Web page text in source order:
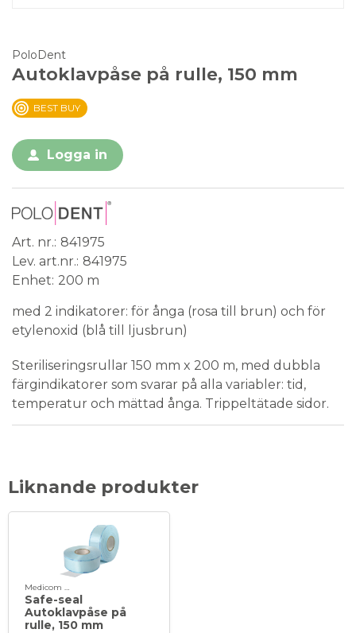
PoloDent
Autoklavpåse på rulle, 150 mm
BEST BUY
Logga in
Art. nr. 841975
Lev. art.nr. 841975
Enhet 200 m
med 2 indikatorer: för ånga (rosa till brun) och för
etylenoxid (blå till ljusbrun)
Steriliseringsrullar 150 mm x 200 m, med dubbla
färgindikatorer som svarar på alla variabler: tid,
temperatur och mättad ånga. Trippeltätade sidor.
Liknande produkter
Medicom Healthcare
Safe-seal
Autoklavpåse på
rulle, 150 mm